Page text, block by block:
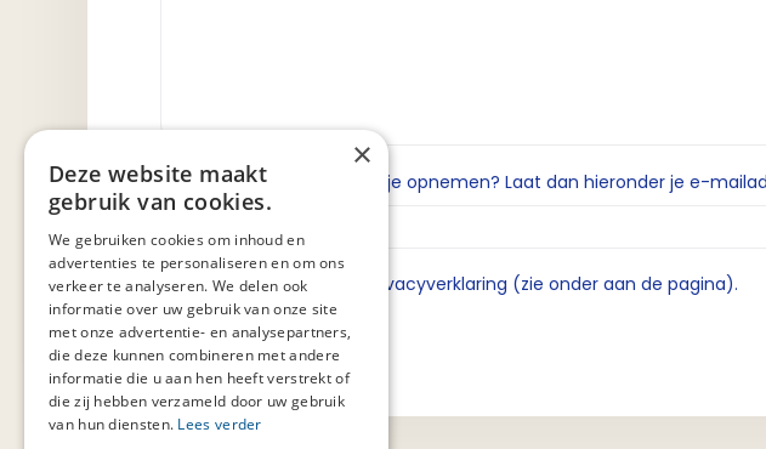
Wil je dat we contact met je opnemen? Laat dan hieronder je e-
Ik ga akkoord met de privacyverklaring (zie onder aan de pagina).
×
Deze website maakt
gebruik van cookies.
We gebruiken cookies om inhoud en
advertenties te personaliseren en om ons
verkeer te analyseren. We delen ook
informatie over uw gebruik van onze site
met onze advertentie- en analysepartners,
die deze kunnen combineren met andere
informatie die u aan hen heeft verstrekt of
die zij hebben verzameld door uw gebruik
van hun diensten. Lees verder